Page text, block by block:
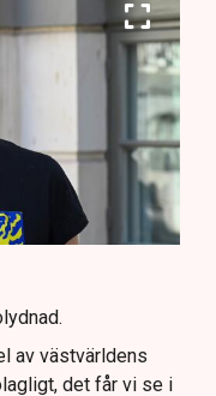
av västvärldens
det får vi se i